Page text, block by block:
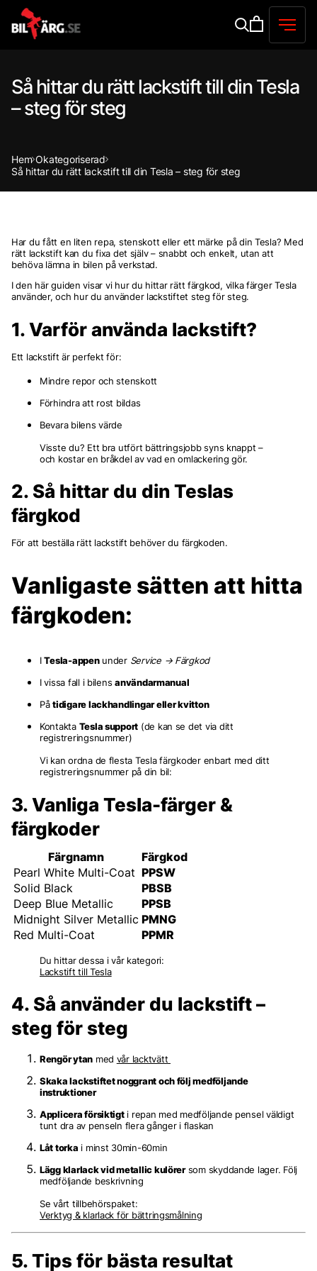
Så hittar du rätt lackstift till din Tesla
– steg för steg
Hem Okategoriserad
Så hittar du rätt lackstift till din Tesla – steg för steg
Har du fått en liten repa, stenskott eller ett märke på din Tesla? Med
rätt lackstift kan du fixa det själv – snabbt och enkelt, utan att
behöva lämna in bilen på verkstad.
I den här guiden visar vi hur du hittar rätt färgkod, vilka färger Tesla
använder, och hur du använder lackstiftet steg för steg.
1. Varför använda lackstift?
Ett lackstift är perfekt för:
Mindre repor och stenskott
Förhindra att rost bildas
Bevara bilens värde
Visste du? Ett bra utfört bättringsjobb syns knappt –
och kostar en bråkdel av vad en omlackering gör.
2. Så hittar du din Teslas
färgkod
För att beställa rätt lackstift behöver du färgkoden.
Vanligaste sätten att hitta
färgkoden:
ITesla-appenunder Service → Färgkod
I vissa fall i bilensanvändarmanual
Påtidigare lackhandlingar eller kvitton
Kontakta Tesla support (de kan se det via ditt
registreringsnummer)
Vi kan ordna de flesta Tesla färgkoder enbart med ditt
registreringsnummer på din bil:
3. Vanliga Tesla-färger &
färgkoder
Färgnamn
Färgkod
Pearl White Multi-Coat PPSW
Solid Black
PBSB
Deep Blue Metallic
PPSB
Midnight Silver Metallic PMNG
Red Multi-Coat
PPMR
Du hittar dessa i vår kategori:
Lackstift till Tesla
4. Så använder du lackstift –
steg för steg
Rengör ytan med vår lacktvätt
Skaka lackstiftet noggrant och följ medföljande
instruktioner
Applicera försiktigti repan med medföljande pensel väldigt
tunt dra av penseln flera gånger i flaskan
Låt torka i minst 30min-60min
Lägg klarlack vid metallic kulörersom skyddande lager. Följ
medföljande beskrivning
Se vårt tillbehörspaket:
Verktyg & klarlack för bättringsmålning
5. Tips för bästa resultat